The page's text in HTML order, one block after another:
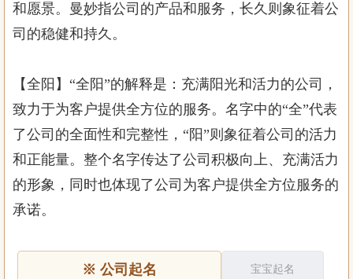
和愿景。曼妙指公司的产品和服务，长久则象征着公
司的稳健和持久。
【全阳】“全阳”的解释是：充满阳光和活力的公司，
致力于为客户提供全方位的服务。名字中的“全”代表
了公司的全面性和完整性，“阳”则象征着公司的活力
和正能量。整个名字传达了公司积极向上、充满活力
的形象，同时也体现了公司为客户提供全方位服务的
承诺。
※ 公司起名 宝宝起名